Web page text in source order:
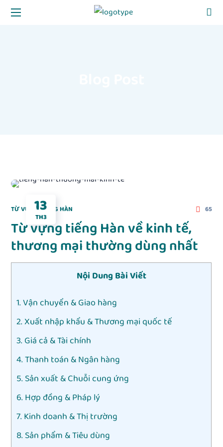
13
TH3
TỪ VỰNG TIẾNG HÀN 65
Từ vựng tiếng Hàn về kinh tế,
thương mại thường dùng nhất
Nội Dung Bài Viết
1. Vận chuyển & Giao hàng
2. Xuất nhập khẩu & Thương mại quốc tế
3. Giá cả & Tài chính
4. Thanh toán & Ngân hàng
5. Sản xuất & Chuỗi cung ứng
6. Hợp đồng & Pháp lý
7. Kinh doanh & Thị trường
8. Sản phẩm & Tiêu dùng